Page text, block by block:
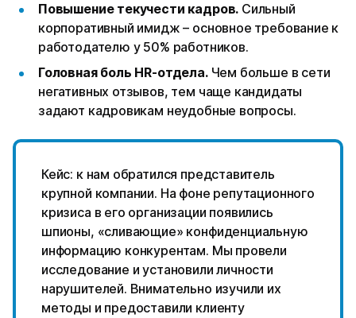
Повышение текучести кадров. Сильный
корпоративный имидж – основное требование к
работодателю у 50% работников.
Головная боль HR-отдела.Чем больше в сети
негативных отзывов, тем чаще кандидаты
задают кадровикам неудобные вопросы.
Кейс: к нам обратился представитель
крупной компании. На фоне репутационного
кризиса в его организации появились
шпионы, «сливающие» конфиденциальную
информацию конкурентам. Мы провели
исследование и установили личности
нарушителей. Внимательно изучили их
методы и предоставили клиенту